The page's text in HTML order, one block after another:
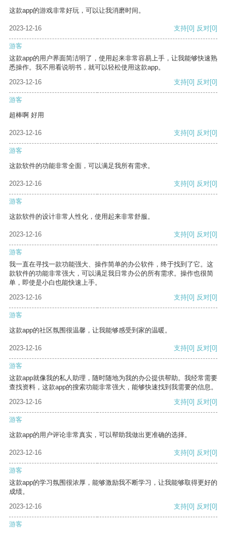
这款app的游戏非常好玩，可以让我消磨时间。
2023-12-16 支持[0] 反对[0]
游客
这款app的用户界面简洁明了，使用起来非常容易上手，让我能够快速熟
悉操作。我不用看说明书，就可以轻松使用这款app。
2023-12-16
支持[0] 反对[0]
游客
超棒啊 好用
2023-12-16 支持[0] 反对[0]
游客
这款软件的功能非常全面，可以满足我所有需求。
2023-12-16 支持[0] 反对[0]
游客
这款软件的设计非常人性化，使用起来非常舒服。
2023-12-16 支持[0] 反对[0]
游客
我一直在寻找一款功能强大、操作简单的办公软件，终于找到了它。这
款软件的功能非常强大，可以满足我日常办公的所有需求。操作也很简
单，即使是小白也能快速上手。
2023-12-16
支持[0] 反对[0]
游客
这款app的社区氛围很温馨，让我能够感受到家的温暖。
2023-12-16 支持[0] 反对[0]
游客
这款app就像我的私人助理，随时随地为我的办公提供帮助。我经常需要
查找资料，这款app的搜索功能非常强大，能够快速找到我需要的信息。
2023-12-16
支持[0] 反对[0]
游客
这款app的用户评论非常真实，可以帮助我做出更准确的选择。
2023-12-16 支持[0] 反对[0]
游客
这款app的学习氛围很浓厚，能够激励我不断学习，让我能够取得更好的
成绩。
2023-12-16
支持[0] 反对[0]
游客